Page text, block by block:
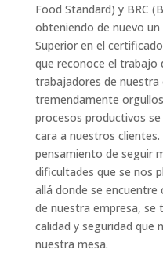
Food Standard) y BRC
obteniendo de nuevo un
Superior en el
que reconoce el trabajo
trabajadores de
tremendamente
procesos productivos
cara a nuestros
pensamiento de seguir
dificultades que se nos
allá donde se
de nuestra empresa, se
calidad y seguridad que
nuestra mesa.